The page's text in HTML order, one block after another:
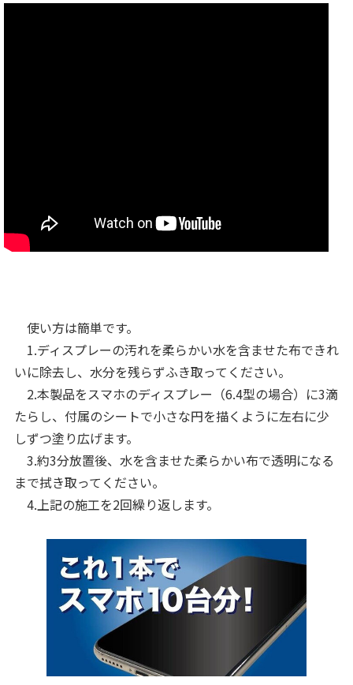
使い方は簡単です。
1.ディスプレーの汚れを柔らかい水を含ませた布できれ
いに除去し、水分を残らずふき取ってください。
2.本製品をスマホのディスプレー（6.4型の場合）に3滴
たらし、付属のシートで小さな円を描くように左右に少
しずつ塗り広げます。
3.約3分放置後、水を含ませた柔らかい布で透明になる
まで拭き取ってください。
4.上記の施工を2回繰り返します。